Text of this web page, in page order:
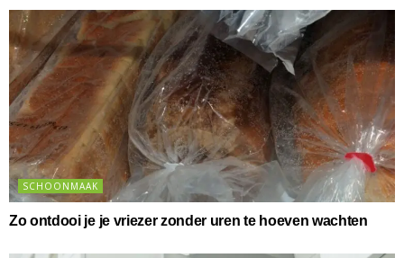
SCHOONMAAK
Zo ontdooi je je vriezer zonder uren te hoeven wachten